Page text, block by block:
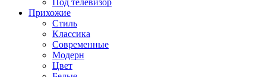
Под телевизор
Прихожие
Стиль
Классика
Современные
Модерн
Цвет